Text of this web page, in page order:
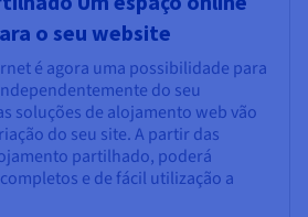
o seu website
é agora uma possibilidade para
do seu
soluções de alojamento web vão
do seu site. A partir das
partilhado, poderá
e de fácil utilização a